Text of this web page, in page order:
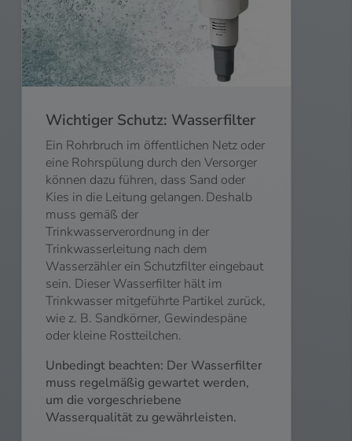
Wichtiger Schutz: Wasserfilter
Ein Rohrbruch im öffentlichen Netz oder
eine Rohrspülung durch den Versorger
können dazu führen, dass Sand oder
Kies in die Leitung gelangen. Deshalb
muss gemäß der
Trinkwasserverordnung in der
Trinkwasserleitung nach dem
Wasserzähler ein Schutzfilter eingebaut
sein. Dieser Wasserfilter hält im
Trinkwasser mitgeführte Partikel zurück,
wie z. B. Sandkörner, Gewindespäne
oder kleine Rostteilchen.
Unbedingt beachten: Der Wasserfilter
muss regelmäßig gewartet werden,
um die vorgeschriebene
Wasserqualität zu gewährleisten.